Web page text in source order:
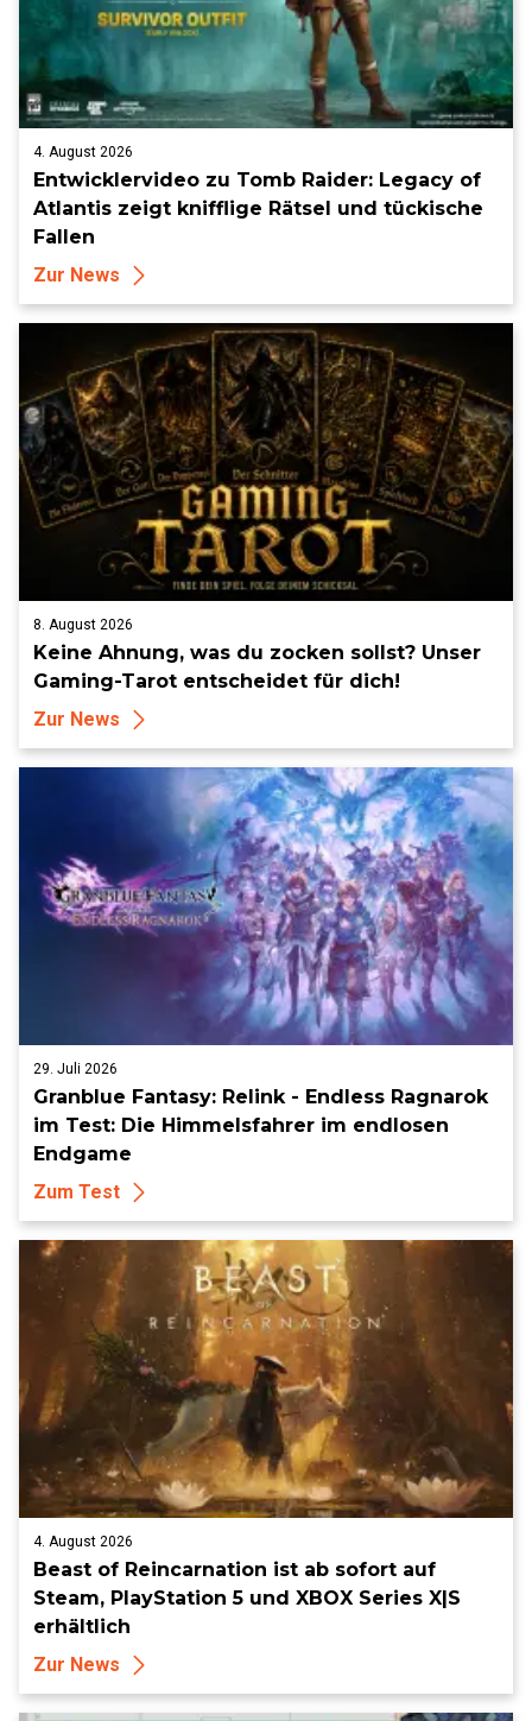
4. August 2026
Entwicklervideo zu Tomb Raider: Legacy of
Atlantis zeigt knifflige Rätsel und tückische
Fallen
Zur News
8. August 2026
Keine Ahnung, was du zocken sollst? Unser
Gaming-Tarot entscheidet für dich!
Zur News
29. Juli 2026
Granblue Fantasy: Relink - Endless Ragnarok
im Test: Die Himmelsfahrer im endlosen
Endgame
Zum Test
4. August 2026
Beast of Reincarnation ist ab sofort auf
Steam, PlayStation 5 und XBOX Series X|S
erhältlich
Zur News